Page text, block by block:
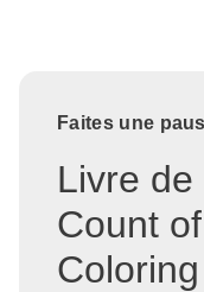
Faites une
Livre
Count